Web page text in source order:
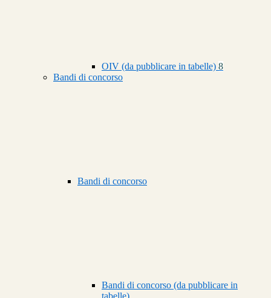
OIV (da pubblicare in tabelle) 8
Bandi di concorso
Bandi di concorso
Bandi di concorso (da pubblicare in